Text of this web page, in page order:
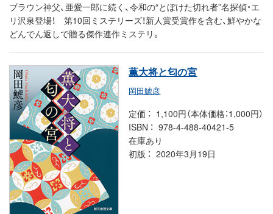
ブラウン神父、亜愛一郎に続く、令和の“とぼけた切れ者”名探偵・エ
リ沢泉登場！ 第10回ミステリーズ！新人賞受賞作を含む、鮮やかな
どんでん返しで贈る傑作連作ミステリ。
薫大将と匂の宮
岡田鯱彦
定価
1,100円（本体価格：1,000円）
ISBN
978-4-488-40421-5
在庫あり
初版
2020年3月19日